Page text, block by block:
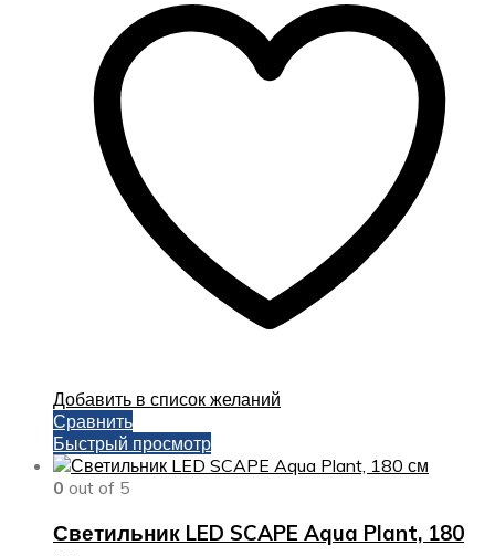
Добавить в список желаний
Сравнить
Быстрый просмотр
0 out of 5
Светильник LED SCAPE Aqua Plant, 180